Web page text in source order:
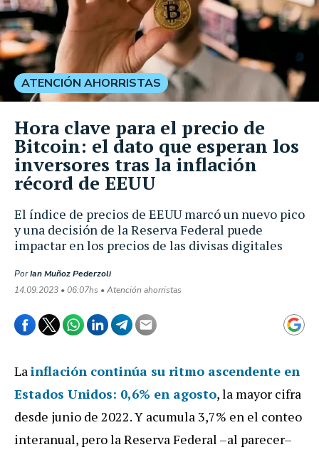
El índice de precios de EEUU marcó un nuevo pico
y una decisión de la Reserva Federal puede
impactar en los precios de las divisas digitales
PorIan Muñoz Pederzoli
14.09.2023 • 06:07hs • Atención ahorristas
ATENCIÓN AHORRISTAS
Hora clave para el precio de
Bitcoin: el dato que esperan los
inversores tras la inflación
récord de EEUU
Lainflación continúa su ritmo ascendente en
Estados Unidos: 0,6% en agosto, la mayor cifra
desde junio de 2022. Y acumula 3,7% en el conteo
interanual, pero la Reserva Federal –al parecer–